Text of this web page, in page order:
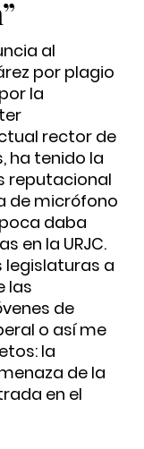
al
por plagio
la
rector de
ha tenido la
reputacional
de micrófono
daba
en la URJC.
legislaturas a
las
de
o así me
la
de la
en el